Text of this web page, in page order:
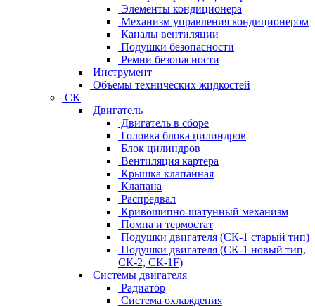
Элементы кондиционера
Механизм управления кондиционером
Каналы вентиляции
Подушки безопасности
Ремни безопасности
Инструмент
Объемы технических жидкостей
CK
Двигатель
Двигатель в сборе
Головка блока цилиндров
Блок цилиндров
Вентиляция картера
Крышка клапанная
Клапана
Распредвал
Кривошипно-шатунный механизм
Помпа и термостат
Подушки двигателя (СК-1 старый тип)
Подушки двигателя (СК-1 новый тип,
СК-2, СК-1F)
Системы двигателя
Радиатор
Система охлаждения